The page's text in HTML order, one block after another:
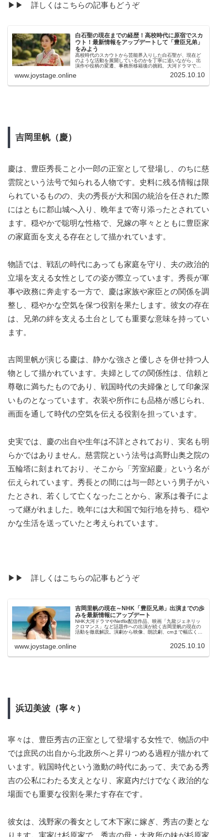
▶▶ 詳しくはこちらの記事もどうぞ
白石聖の現在までの経歴！高校時代に原宿でスカ
ウト！最新情報をアップデートして「豊臣兄弟」
をみよう
高校時代のスカウトから芸能界入りした白石聖が、現在ど
のような活動を展開しているのかを丁寧に追いながら、出
演作や役柄の変遷、事務所移籍後の挑戦、大河ドラマでの
題作への出演が続く中、写真集やラジオなど多角的な表現
www.joystage.online 2025.10.10
吉岡里帆（慶）
慶は、豊臣秀長こと小一郎の正室として登場し、のちに慈
雲院という法号で知られる人物です。史料に残る情報は限
られているものの、夫の秀長が大和国の統治を任された際
にはともに郡山城へ入り、晩年まで寄り添ったとされてい
ます。穏やかで聡明な性格で、兄嫁の寧々とともに豊臣家
の家庭面を支える存在として描かれています。
物語では、戦乱の時代にあっても家庭を守り、夫の政治的
立場を支える女性としての姿が際立っています。秀長が軍
事や政務に奔走する一方で、慶は家族や家臣との関係を調
整し、穏やかな空気を保つ役割を果たします。彼女の存在
は、兄弟の絆を支える土台としても重要な意味を持ってい
ます。
吉岡里帆が演じる慶は、静かな強さと優しさを併せ持つ人
物として描かれています。夫婦としての関係性は、信頼と
尊敬に満ちたものであり、戦国時代の夫婦像として印象深
いものとなっています。衣装や所作にも品格が感じられ、
画面を通して時代の空気を伝える役割を担っています。
史実では、慶の出自や生年は不詳とされており、実名も明
らかではありません。慈雲院という法号は高野山奥之院の
五輪塔に刻まれており、そこから「芳室紹慶」という名が
伝えられています。秀長との間には与一郎という男子がい
たとされ、若くして亡くなったことから、家系は養子によ
って継がれました。晩年には大和国で知行地を持ち、穏や
かな生活を送っていたと考えられています。
▶▶ 詳しくはこちらの記事もどうぞ
吉岡里帆の現在～NHK「豊臣兄弟」出演までの歩
みを最新情報にアップデート
NHK大河ドラマやNetflix配信作品、映画「九龍ジェネリッ
クロマンス」など話題作への出演が続く吉岡里帆の現在の
活動を徹底解説。演劇から映像、朗読劇、cmまで幅広く活
の変遷をまとめています。今の吉岡里帆を知るための決定
版としておすすめです。
www.joystage.online 2025.10.10
浜辺美波（寧々）
寧々は、豊臣秀吉の正室として登場する女性で、物語の中
では庶民の出自から北政所へと昇りつめる過程が描かれて
います。戦国時代という激動の時代にあって、夫である秀
吉の公私にわたる支えとなり、家庭内だけでなく政治的な
場面でも重要な役割を果たす存在です。
彼女は、浅野家の養女として木下家に嫁ぎ、秀吉の妻とな
ります。実家は杉原家で、秀吉の母・大政所の妹が杉原家